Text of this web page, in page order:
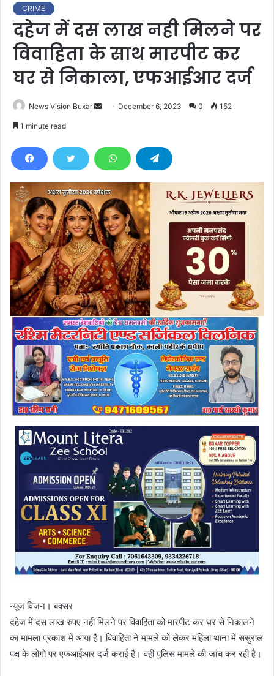
CRIME
दहेज में दस लाख नही मिलने पर
विवाहिता के साथ मारपीट कर
घर से निकाला, एफआईआर दर्ज
News Vision Buxar
d
e
m
a
i
l
December 6, 2023 0 152
1 minute read
न्यूज विजन। बक्सर
दहेज में दस लाख रुपए नही मिलने पर विवाहिता को मारपीट कर घर से निकालने
का मामला प्रकाश में आया है। विवाहिता ने मामले को लेकर महिला थाना में ससुराल
पक्ष के लोगो पर एफआईआर दर्ज कराई है। वही पुलिस मामले की जांच कर रही है।